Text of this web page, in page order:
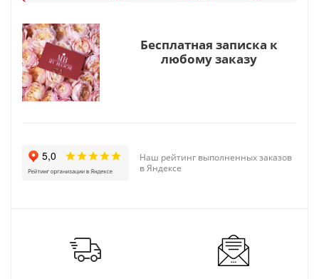
Бесплатная записка к
любому заказу
Наш рейтинг выполненных заказов
в Яндексе